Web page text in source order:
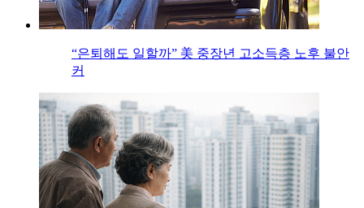
“은퇴해도 일할까” 美 중장년 고소득층 노후 불안
커